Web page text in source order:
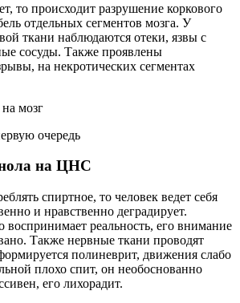
то происходит разрушение коркового
отдельных сегментов мозга. У
ткани наблюдаются отеки, язвы с
сосуды. Также проявлены
на некротических сегментах
очередь
на ЦНС
спиртное, то человек ведет себя
и нравственно деградирует.
воспринимает реальность, его внимание
Также нервные ткани проводят
полиневрит, движения слабо
плохо спит, он необоснованно
его лихорадит.